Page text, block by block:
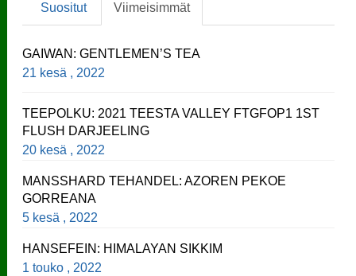
Suositut Viimeisimmät
GAIWAN: GENTLEMEN’S TEA
21 kesä , 2022
TEEPOLKU: 2021 TEESTA VALLEY FTGFOP1 1ST
FLUSH DARJEELING
20 kesä , 2022
MANSSHARD TEHANDEL: AZOREN PEKOE
GORREANA
5 kesä , 2022
HANSEFEIN: HIMALAYAN SIKKIM
1 touko , 2022